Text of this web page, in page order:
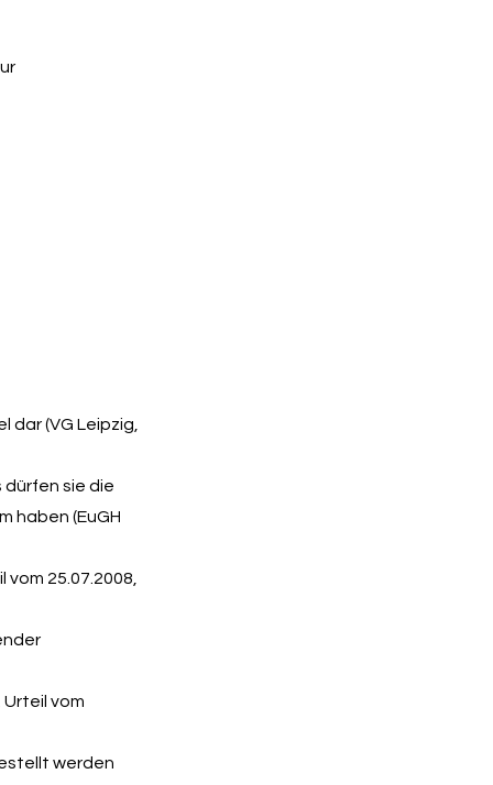
(VG Leipzig,
dürfen sie die
haben (EuGH
25.07.2008,
vom
werden